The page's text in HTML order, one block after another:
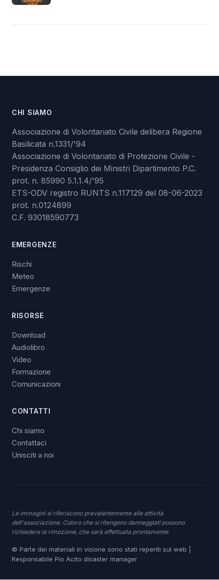
CHI SIAMO
Associazione di Volontariato Civile delibera Regione
Basilicata n.1331/'94
Associazione di Volontariato di Protezione Civile -
Presidenza Consiglio dei Ministri Dipartimento P.C.
prot. n. 85990 5.1.1.4/'95
ETS-ODV registro RUNTS n.117129 del 08-06-2023
prot. n.0124899
C.F. 93018590773
EMERGENZE
Rischi
Meteo
Emergenze
RISORSE
Download
Audiolibro
Video
Formazione
Comunicazioni
CONTATTI
Chi siamo
Contattaci
Unisciti a noi
Le immagini si riferiscono prevalentemente alle attività
dell'associazione. Coloro che si ritengono danneggiati possono
richiedere la rimozione, che sarà effettuata prontamente.
© Parte dei materiali in visione sono stati reperiti sul web |
Responsabile Pio Acito disaster manager